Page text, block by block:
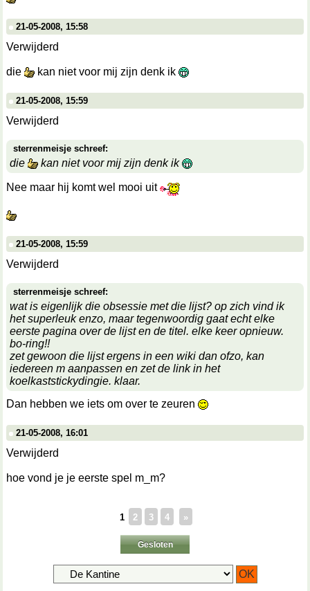
21-05-2008, 15:58
Verwijderd
die kan niet voor mij zijn denk ik
21-05-2008, 15:59
Verwijderd
sterrenmeisje schreef:
die kan niet voor mij zijn denk ik
Nee maar hij komt wel mooi uit
21-05-2008, 15:59
Verwijderd
sterrenmeisje schreef:
wat is eigenlijk die obsessie met die lijst? op zich vind ik
het superleuk enzo, maar tegenwoordig gaat echt elke
eerste pagina over de lijst en de titel. elke keer opnieuw.
bo-ring!!
zet gewoon die lijst ergens in een wiki dan ofzo, kan
iedereen m aanpassen en zet de link in het
koelkaststickydingie. klaar.
Dan hebben we iets om over te zeuren
21-05-2008, 16:01
Verwijderd
hoe vond je je eerste spel m_m?
1 2 3 4 »
Gesloten